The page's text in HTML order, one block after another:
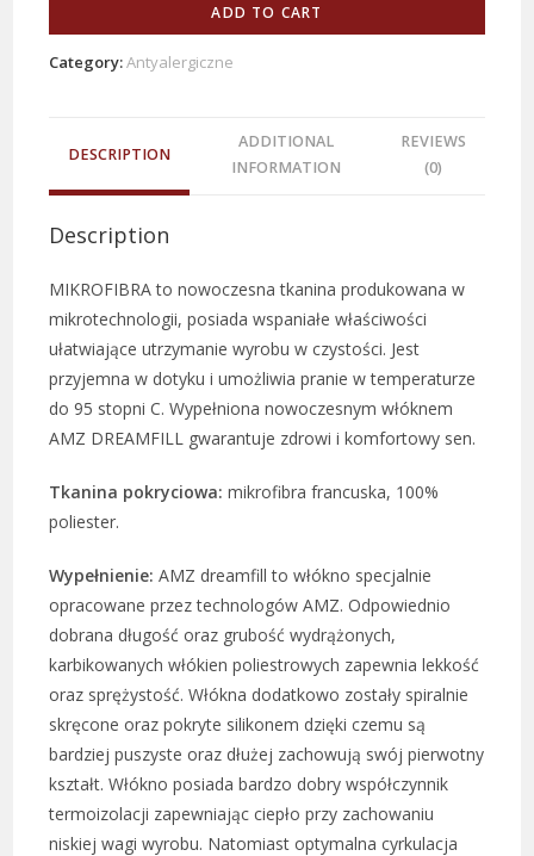
ADD TO CART
Category:Antyalergiczne
DESCRIPTION
ADDITIONAL
INFORMATION
REVIEWS
(0)
Description
MIKROFIBRA to nowoczesna tkanina produkowana w
mikrotechnologii, posiada wspaniałe właściwości
ułatwiające utrzymanie wyrobu w czystości. Jest
przyjemna w dotyku i umożliwia pranie w temperaturze
do 95 stopni C. Wypełniona nowoczesnym włóknem
AMZ DREAMFILL gwarantuje zdrowi i komfortowy sen.
Tkanina pokryciowa: mikrofibra francuska, 100%
poliester.
Wypełnienie: AMZ dreamfill to włókno specjalnie
opracowane przez technologów AMZ. Odpowiednio
dobrana długość oraz grubość wydrążonych,
karbikowanych włókien poliestrowych zapewnia lekkość
oraz sprężystość. Włókna dodatkowo zostały spiralnie
skręcone oraz pokryte silikonem dzięki czemu są
bardziej puszyste oraz dłużej zachowują swój pierwotny
kształt. Włókno posiada bardzo dobry współczynnik
termoizolacji zapewniając ciepło przy zachowaniu
niskiej wagi wyrobu. Natomiast optymalna cyrkulacja